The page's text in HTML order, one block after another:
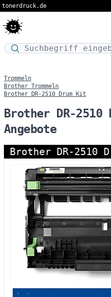
tonerdruck.de
Druckermodell oder
Trommeln
Brother Trommeln
Brother DR-2510 Drum Kit
Brother DR-2510
Angebote
Brother DR-2510